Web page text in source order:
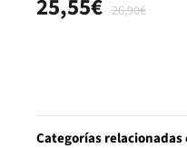
26,90€
25,55€
Categorías